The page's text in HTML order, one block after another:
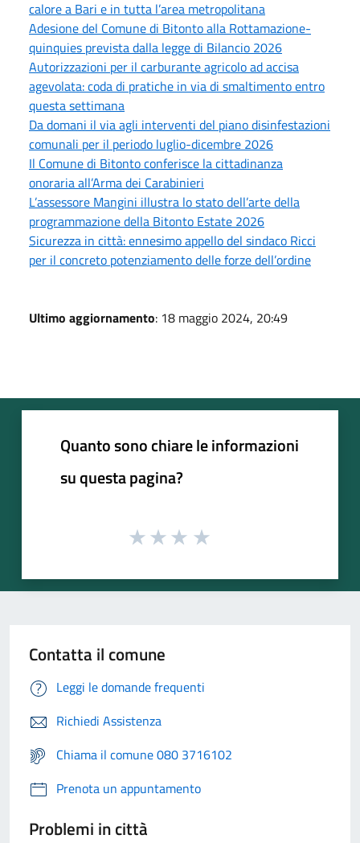
calore a Bari e in tutta l’area metropolitana
Adesione del Comune di Bitonto alla Rottamazione-
quinquies prevista dalla legge di Bilancio 2026
Autorizzazioni per il carburante agricolo ad accisa
agevolata: coda di pratiche in via di smaltimento entro
questa settimana
Da domani il via agli interventi del piano disinfestazioni
comunali per il periodo luglio-dicembre 2026
Il Comune di Bitonto conferisce la cittadinanza
onoraria all’Arma dei Carabinieri
L’assessore Mangini illustra lo stato dell’arte della
programmazione della Bitonto Estate 2026
Sicurezza in città: ennesimo appello del sindaco Ricci
per il concreto potenziamento delle forze dell’ordine
Ultimo aggiornamento: 18 maggio 2024, 20:49
Quanto sono chiare le informazioni
su questa pagina?
Contatta il comune
Leggi le domande frequenti
Richiedi Assistenza
Chiama il comune 080 3716102
Prenota un appuntamento
Problemi in città